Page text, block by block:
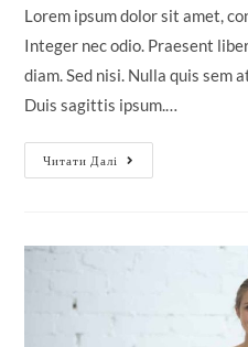
Lorem ipsum dolor sit amet,
Integer nec odio. Praesent
diam. Sed nisi. Nulla quis sem
Duis sagittis ipsum.…
Читати Далі